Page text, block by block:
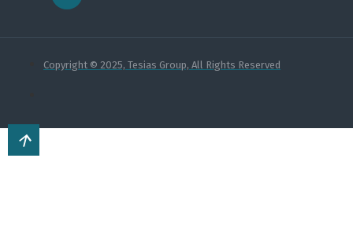
Copyright © 2025, Tesias Group, All Rights Reserved